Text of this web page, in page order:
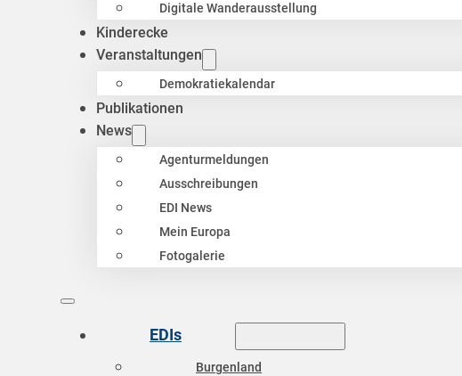
Digitale Wanderausstellung
Kinderecke
Veranstaltungen
Demokratiekalendar
Publikationen
News
Agenturmeldungen
Ausschreibungen
EDI News
Mein Europa
Fotogalerie
EDIs
Burgenland